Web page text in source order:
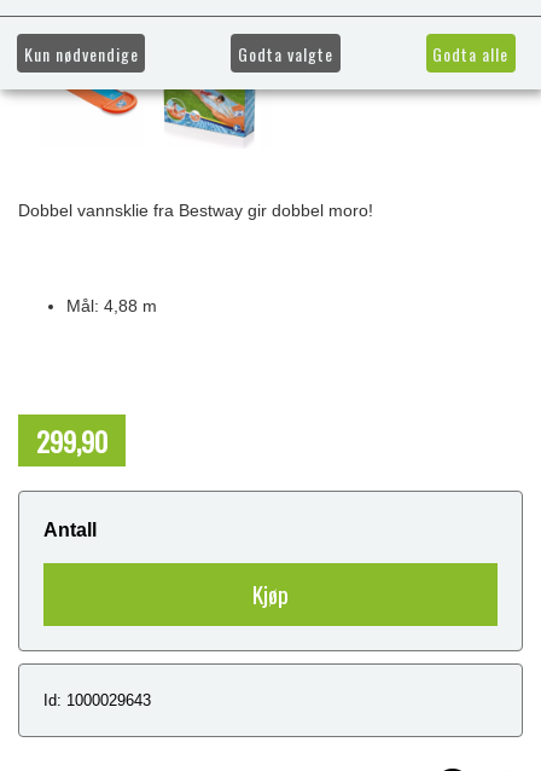
Dobbel vannsklie fra Bestway gir dobbel moro!
Mål: 4,88 m
299,90
Antall
Kjøp
Id: 1000029643
Kun nødvendige Godta valgte Godta alle